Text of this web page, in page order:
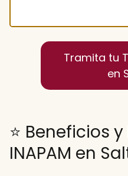
Tramita tu
en
⭐ Beneficios
INAPAM en